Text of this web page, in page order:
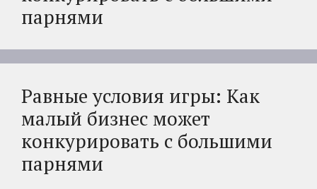
парнями
Равные условия игры: Как
малый бизнес может
конкурировать с большими
парнями